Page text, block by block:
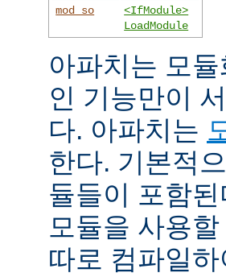
mod_so
<IfModule>
LoadModule
아파치는 모
인 기능만이
다. 아파치는
한다. 기본적
듈들이 포함
모듈을 사용
따로 컴파일